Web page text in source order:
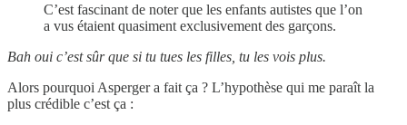
C’est fascinant de noter que les enfants autistes que l’on
a vus étaient quasiment exclusivement des garçons.
Bah oui c’est sûr que si tu tues les filles, tu les vois plus.
Alors pourquoi Asperger a fait ça ? L’hypothèse qui me paraît la
plus crédible c’est ça :